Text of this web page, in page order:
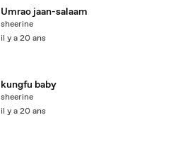
Umrao jaan-salaam
sheerine
il y a 20 ans
kungfu baby
sheerine
il y a 20 ans